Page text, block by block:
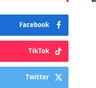
Facebook
TikTok
Twitter